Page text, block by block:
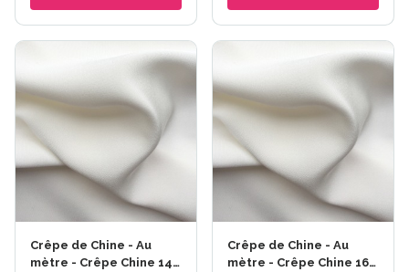
Crêpe de Chine - Au
mètre - Crêpe Chine 14
Crêpe de Chine - Au
mètre - Crêpe Chine 16